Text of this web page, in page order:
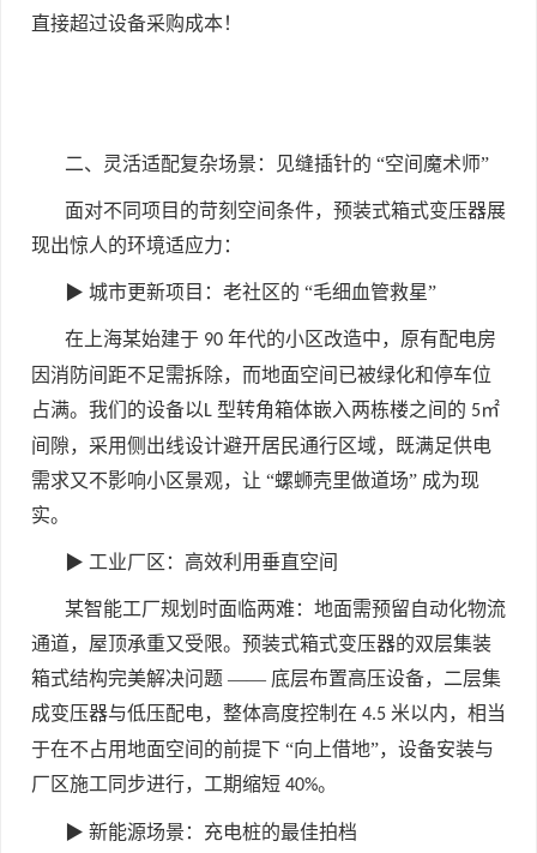
直接超过设备采购成本！
二、灵活适配复杂场景：见缝插针的 “空间魔术师”
面对不同项目的苛刻空间条件，预装式箱式变压器展
现出惊人的环境适应力：
▶ 城市更新项目：老社区的 “毛细血管救星”
在上海某始建于 90 年代的小区改造中，原有配电房
因消防间距不足需拆除，而地面空间已被绿化和停车位
占满。我们的设备以 L 型转角箱体嵌入两栋楼之间的 5㎡
间隙，采用侧出线设计避开居民通行区域，既满足供电
需求又不影响小区景观，让 “螺蛳壳里做道场” 成为现
实。
▶ 工业厂区：高效利用垂直空间
某智能工厂规划时面临两难：地面需预留自动化物流
通道，屋顶承重又受限。预装式箱式变压器的双层集装
箱式结构完美解决问题 —— 底层布置高压设备，二层集
成变压器与低压配电，整体高度控制在 4.5 米以内，相当
于在不占用地面空间的前提下 “向上借地”，设备安装与
厂区施工同步进行，工期缩短 40%。
▶ 新能源场景：充电桩的最佳拍档